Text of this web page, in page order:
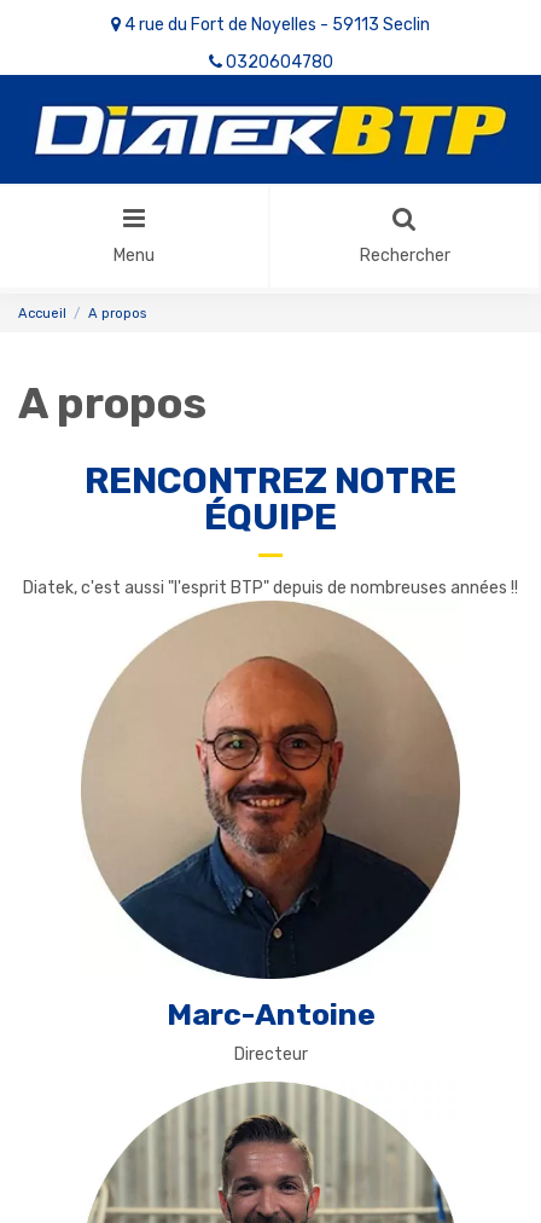
4 rue du Fort de Noyelles - 59113 Seclin
0320604780
Menu Rechercher
Accueil A propos
A propos
RENCONTREZ NOTRE
ÉQUIPE
Diatek, c'est aussi "l'esprit BTP" depuis de nombreuses années !!
Marc-Antoine
Directeur